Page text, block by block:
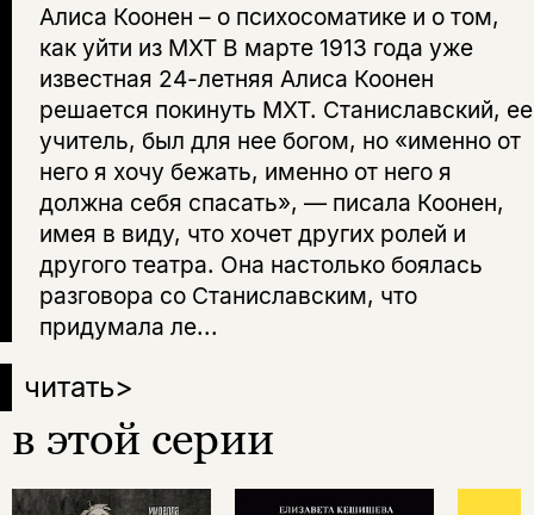
Алиса Коонен – о психосоматике и о том,
как уйти из МХТ В марте 1913 года уже
известная 24-летняя Алиса Коонен
решается покинуть МХТ. Станиславский, ее
учитель, был для нее богом, но «именно от
него я хочу бежать, именно от него я
должна себя спасать», — писала Коонен,
имея в виду, что хочет других ролей и
другого театра. Она настолько боялась
разговора со Станиславским, что
придумала ле...
читать>
в этой серии